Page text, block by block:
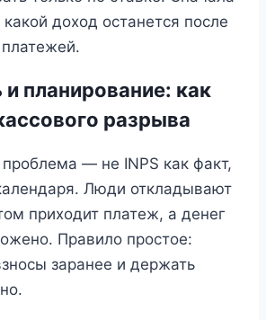
доход останется после
планирование: как
разрыва
— не INPS как факт,
Люди откладывают
приходит платеж, а денег
Правило простое:
заранее и держать